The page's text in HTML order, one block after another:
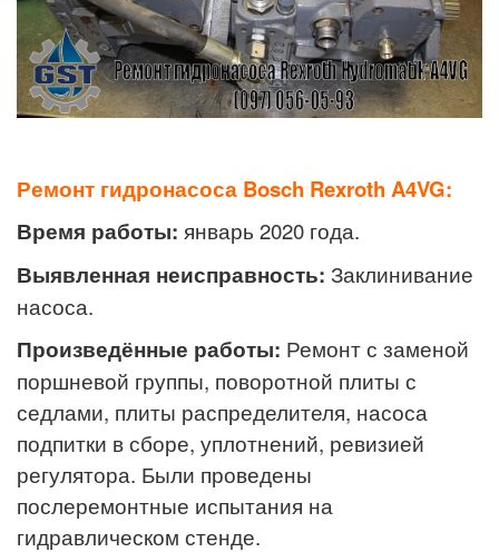
Ремонт гидронасоса Bosch Rexroth A4VG:
Время работы: январь 2020 года.
Выявленная неисправность: Заклинивание
насоса.
Произведённые работы: Ремонт с заменой
поршневой группы, поворотной плиты с
седлами, плиты распределителя, насоса
подпитки в сборе, уплотнений, ревизией
регулятора. Были проведены
послеремонтные испытания на
гидравлическом стенде.